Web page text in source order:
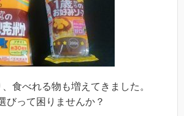
食べれる物も増えてきました。
びって困りませんか？